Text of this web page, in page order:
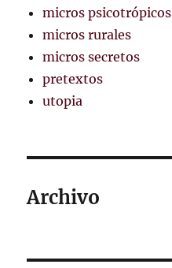
micros psicotrópicos
micros rurales
micros secretos
pretextos
utopia
Archivo